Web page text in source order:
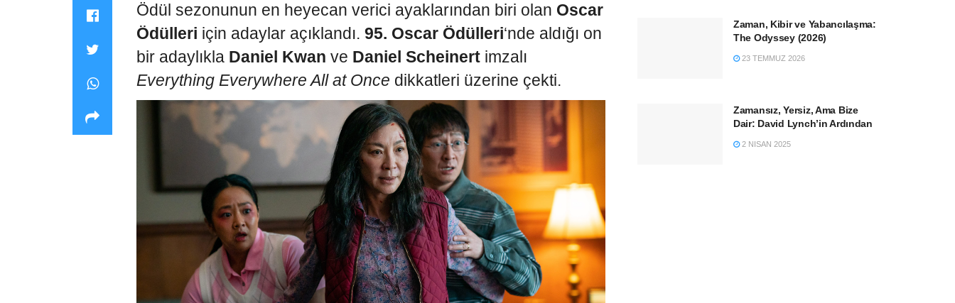
Ödül sezonunun en heyecan verici ayaklarından biri olan Oscar
Ödülleri için adaylar açıklandı. 95. Oscar Ödülleri‘nde aldığı on
bir adaylıkla Daniel Kwan ve Daniel Scheinert imzalı
Everything Everywhere All at Once dikkatleri üzerine çekti.
Zaman, Kibir ve Yabancılaşma:
The Odyssey (2026)
23 TEMMUZ 2026
Zamansız, Yersiz, Ama Bize
Dair: David Lynch’in Ardından
2 NISAN 2025